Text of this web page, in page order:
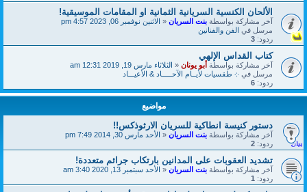
الألحان الكنسية السريانية الثمانية او المقامات الموسيقية!
آخر مشاركة بواسطة بنت السريان « الاثنين نوفمبر 06, 2023 4:57 pm
مرسل في الفن والفنانين
ردود: 3
كتاب القداس الإلهي
آخر مشاركة بواسطة أبو يونان « الثلاثاء مارس 19, 2019 12:31 am
مرسل في ܀ طقسيات لأيــام الآحـــــاد & الأعيـــاد
ردود: 6
مواضيع
دستور كنيسة انطاكية للسريان الارثوذكس!!
آخر مشاركة بواسطة بنت السريان « الأحد مارس 30, 2014 7:49 pm
ردود: 2
تشديد العقوبات على المدانين بارتكاب جرائم متعددة!
آخر مشاركة بواسطة بنت السريان « الأحد سبتمبر 13, 2020 3:40 am
ردود: 1